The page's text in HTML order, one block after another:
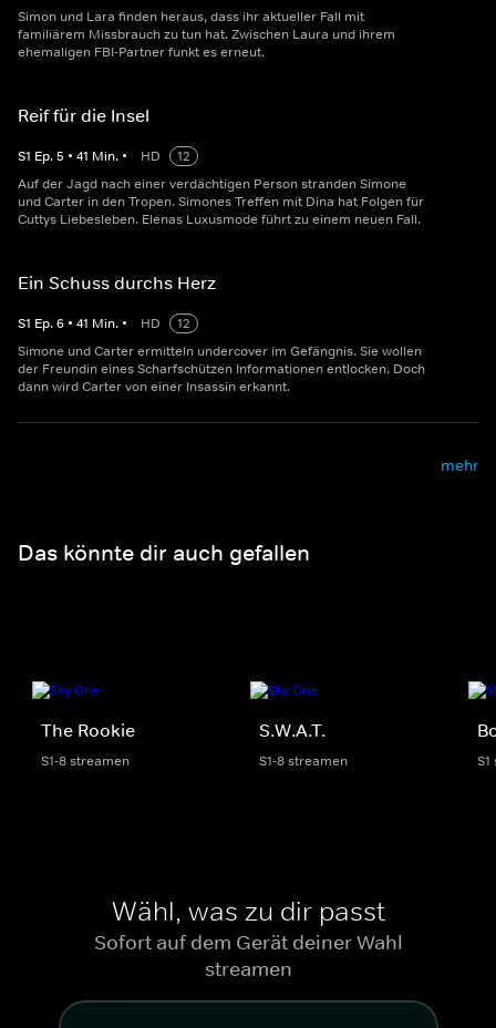
Simon und Lara finden heraus, dass ihr aktueller Fall mit
familiärem Missbrauch zu tun hat. Zwischen Laura und ihrem
ehemaligen FBI-Partner funkt es erneut.
Reif für die Insel
S1 Ep.5 • 41 Min. • HD
12
Auf der Jagd nach einer verdächtigen Person stranden Simone
und Carter in den Tropen. Simones Treffen mit Dina hat Folgen für
Cuttys Liebesleben. Elenas Luxusmode führt zu einem neuen Fall.
Ein Schuss durchs Herz
S1 Ep.6 • 41 Min. • HD
12
Simone und Carter ermitteln undercover im Gefängnis. Sie wollen
der Freundin eines Scharfschützen Informationen entlocken. Doch
dann wird Carter von einer Insassin erkannt.
mehr
Das könnte dir auch gefallen
The Rookie
S1-8 streamen
S.W.A.T.
S1-8 streamen
Wähl, was zu dir passt
Sofort auf dem Gerät deiner Wahl
streamen